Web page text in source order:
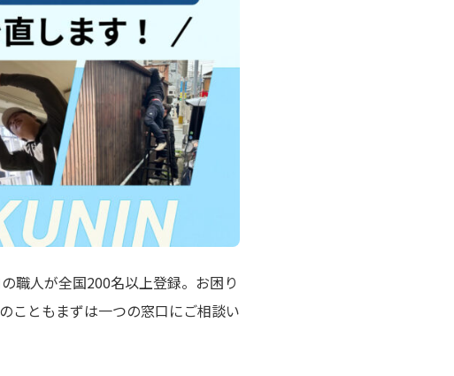
職人が全国200名以上登録。お困り
こともまずは一つの窓口にご相談い